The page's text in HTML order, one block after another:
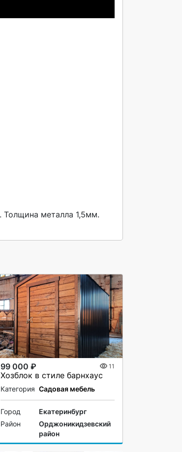
99 000 ₽ 11
Хозблок в стиле барнхаус
Категория Садовая мебель
Город
Екатеринбург
Район
Орджоникидзевский
район